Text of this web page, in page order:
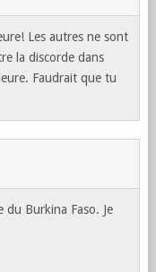
Les autres ne sont
la discorde dans
Faudrait que tu
du Burkina Faso. Je